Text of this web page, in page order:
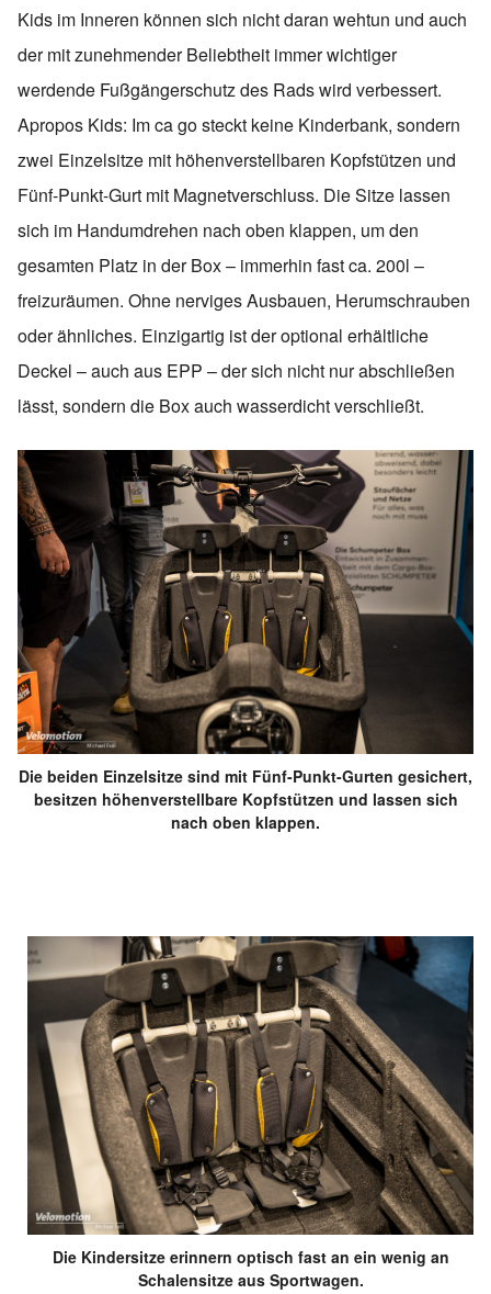
Kids im Inneren können sich nicht daran wehtun und auch
der mit zunehmender Beliebtheit immer wichtiger
werdende Fußgängerschutz des Rads wird verbessert.
Apropos Kids: Im ca go steckt keine Kinderbank, sondern
zwei Einzelsitze mit höhenverstellbaren Kopfstützen und
Fünf-Punkt-Gurt mit Magnetverschluss. Die Sitze lassen
sich im Handumdrehen nach oben klappen, um den
gesamten Platz in der Box – immerhin fast ca. 200l –
freizuräumen. Ohne nerviges Ausbauen, Herumschrauben
oder ähnliches. Einzigartig ist der optional erhältliche
Deckel – auch aus EPP – der sich nicht nur abschließen
lässt, sondern die Box auch wasserdicht verschließt.
Die beiden Einzelsitze sind mit Fünf-Punkt-Gurten gesichert,
besitzen höhenverstellbare Kopfstützen und lassen sich
nach oben klappen.
Die Kindersitze erinnern optisch fast an ein wenig an
Schalensitze aus Sportwagen.